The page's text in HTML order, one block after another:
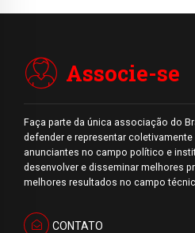
Associe-se
Faça parte da única associação do
defender e representar
anunciantes no campo político e
desenvolver e disseminar melhores
melhores resultados no campo
CONTATO